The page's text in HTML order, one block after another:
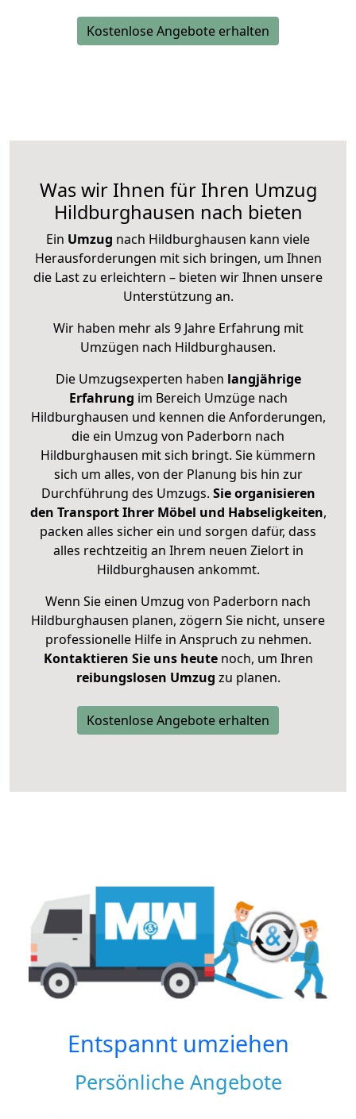
Kostenlose Angebote erhalten
Was wir Ihnen für Ihren Umzug
Hildburghausen nach bieten
Ein Umzug nach Hildburghausen kann viele
Herausforderungen mit sich bringen, um Ihnen
die Last zu erleichtern – bieten wir Ihnen unsere
Unterstützung an.
Wir haben mehr als 9 Jahre Erfahrung mit
Umzügen nach Hildburghausen.
Die Umzugsexperten haben langjährige
Erfahrung im Bereich Umzüge nach
Hildburghausen und kennen die Anforderungen,
die ein Umzug von Paderborn nach
Hildburghausen mit sich bringt. Sie kümmern
sich um alles, von der Planung bis hin zur
Durchführung des Umzugs. Sie organisieren
den Transport Ihrer Möbel und Habseligkeiten,
packen alles sicher ein und sorgen dafür, dass
alles rechtzeitig an Ihrem neuen Zielort in
Hildburghausen ankommt.
Wenn Sie einen Umzug von Paderborn nach
Hildburghausen planen, zögern Sie nicht, unsere
professionelle Hilfe in Anspruch zu nehmen.
Kontaktieren Sie uns heutenoch, um Ihren
reibungslosen Umzug zu planen.
Kostenlose Angebote erhalten
Entspannt umziehen
Persönliche Angebote